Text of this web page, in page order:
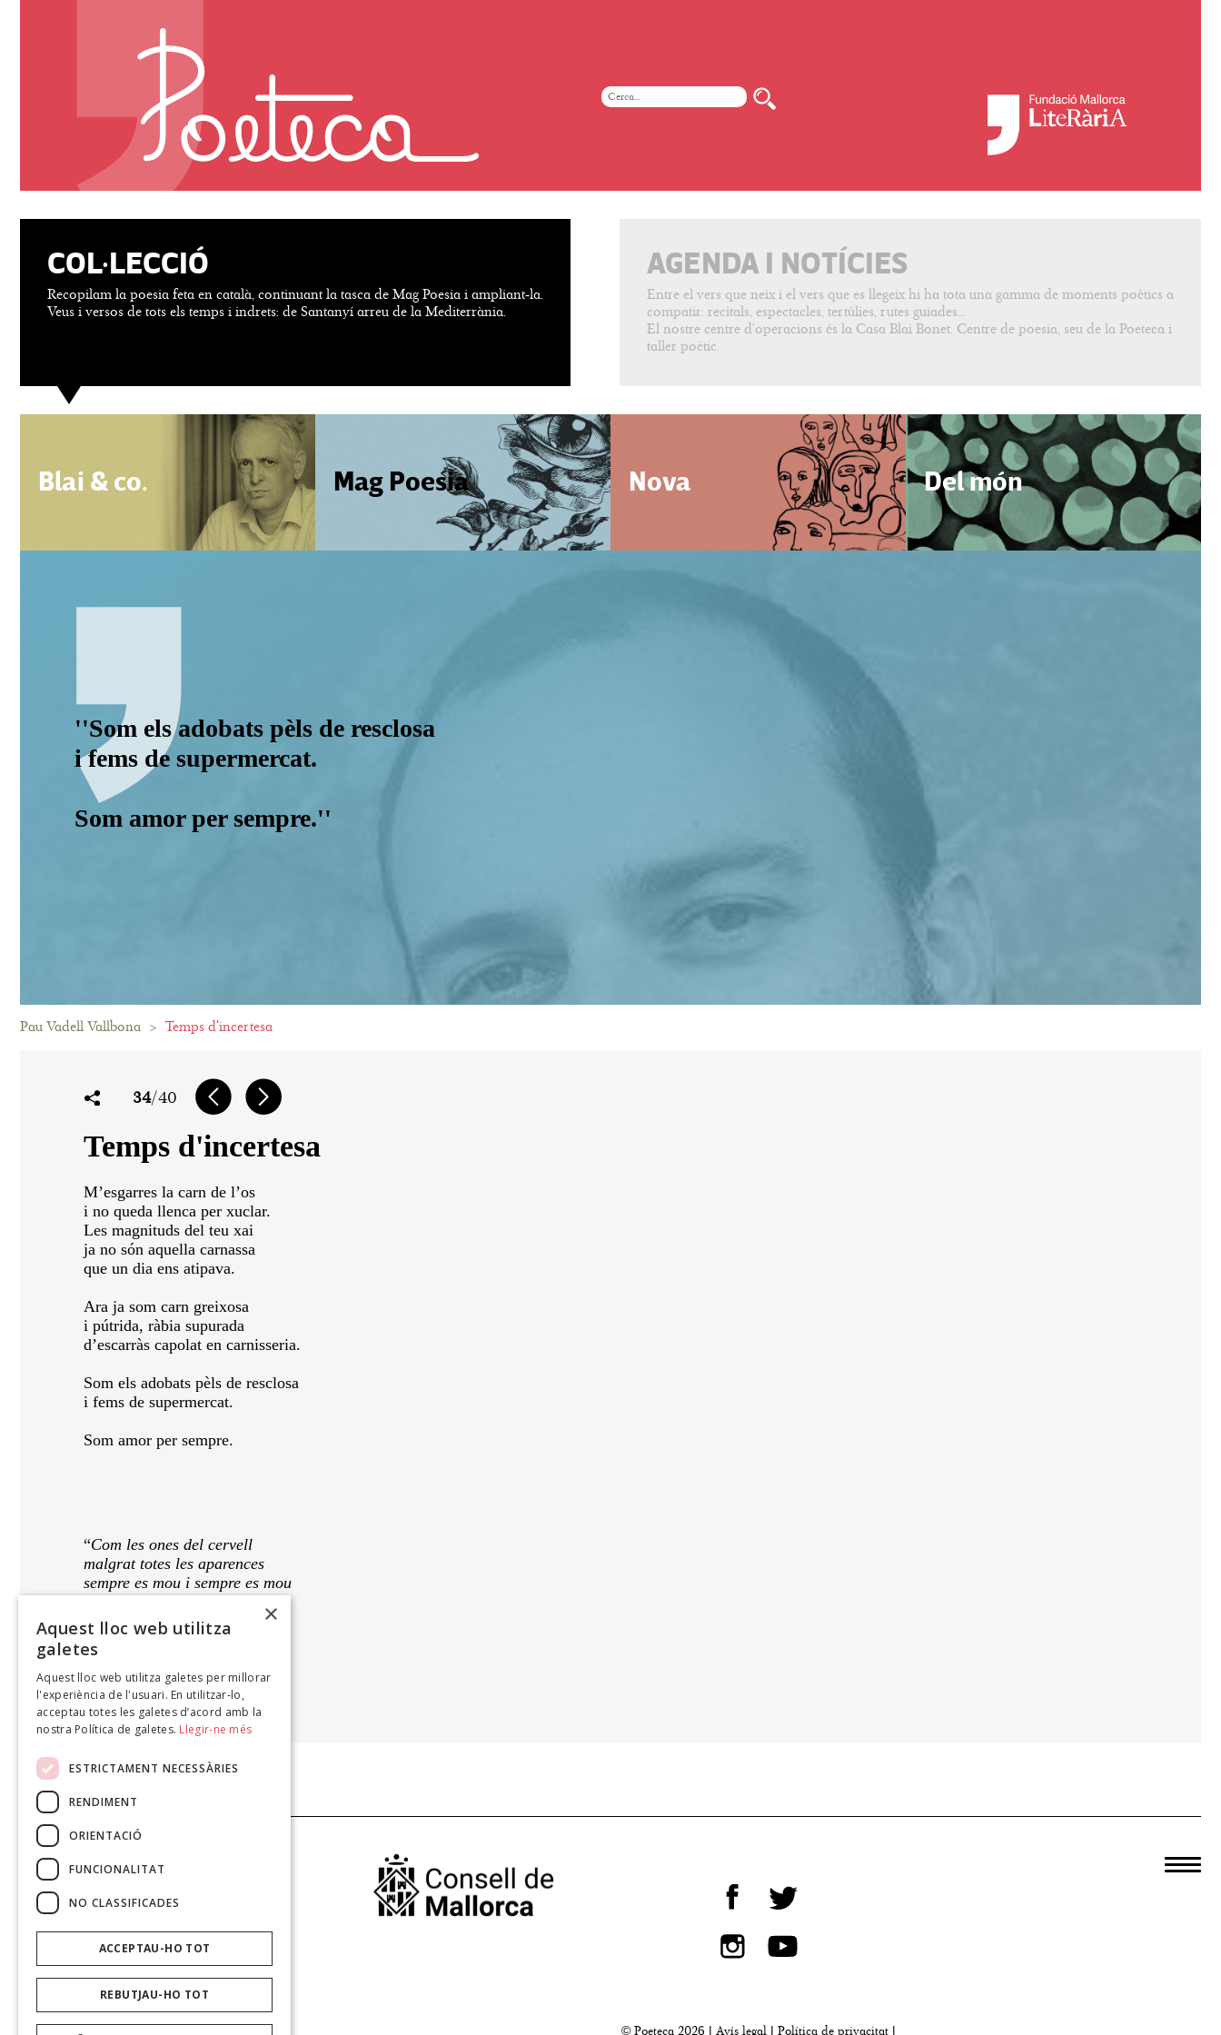
COL·LECCIÓ
Recopilam la poesia feta en català, continuant la tasca de Mag Poesia i ampliant-la.
Veus i versos de tots els temps i indrets: de Santanyí arreu de la Mediterrània.
AGENDA I NOTÍCIES
Entre el vers que neix i el vers que es llegeix hi ha tota una gamma de moments poètics a
compatir: recitals, espectacles, tertúlies, rutes guiades...
El nostre centre d’operacions és la Casa Blai Bonet. Centre de poesia, seu de la Poeteca i
taller poètic.
Blai & co. Mag Poesia Nova Del món
''Som els adobats pèls de resclosa
i fems de supermercat.
Som amor per sempre.''
Pau Vadell Vallbona > Temps d'incertesa
34/40
Temps d'incertesa
M’esgarres la carn de l’os
i no queda llenca per xuclar.
Les magnituds del teu xai
ja no són aquella carnassa
que un dia ens atipava.
Ara ja som carn greixosa
i pútrida, ràbia supurada
d’escarràs capolat en carnisseria.
Som els adobats pèls de resclosa
i fems de supermercat.
Som amor per sempre.
“Com les ones del cervell
malgrat totes les aparences
sempre es mou i sempre es mou
el contrari és propaganda.”
Miquel Bauçà
PAU VADELL VALLBONA
Temple, 2009
© Poeteca 2026 | Avís legal| Política de privacitat|
×
Aquest lloc web utilitza
galetes
Aquest lloc web utilitza galetes per millorar
l'experiència de l'usuari. En utilitzar-lo,
acceptau totes les galetes d’acord amb la
nostra Política de galetes. Llegir-ne més
ESTRICTAMENT NECESSÀRIES
RENDIMENT
ORIENTACIÓ
FUNCIONALITAT
NO CLASSIFICADES
ACCEPTAU-HO TOT
REBUTJAU-HO TOT